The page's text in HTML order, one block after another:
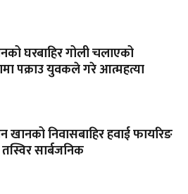
घरबाहिर गोली चलाएको
पक्राउ युवकले गरे आत्महत्या
खानको निवासबाहिर हवाई फायरिङ
सार्बजनिक